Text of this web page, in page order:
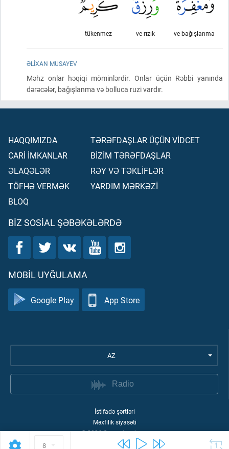
8
ve bağışlanma
ve rızık
tükenmez
ƏLIXAN MUSAYEV
Məhz onlar həqiqi möminlərdir. Onlar üçün Rəbbi yanında
dərəcələr, bağışlanma və bolluca ruzi vardır.
HAQQIMIZDA
CARİ İMKANLAR
ƏLAQƏLƏR
TÖFHƏ VERMƏK
BLOQ
TƏRƏFDAŞLAR ÜÇÜN VİDCET
BİZİM TƏRƏFDAŞLAR
RƏY VƏ TƏKLİFLƏR
YARDIM MƏRKƏZİ
BIZ SOSIAL ŞƏBƏKƏLƏRDƏ
MOBIL UYĞULAMA
Google Play App Store
AZ
Radio
İstifadə şərtləri
Məxfilik siyasəti
©2026Quran Academy